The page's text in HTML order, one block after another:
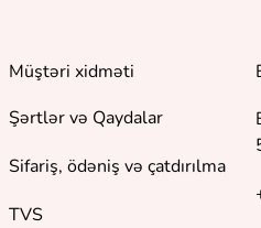
Müştəri xidməti
Şərtlər və Qaydalar
Sifariş, ödəniş və çatdırılma
TVS